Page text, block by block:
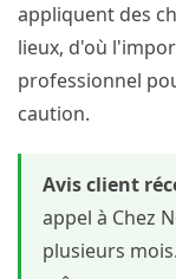
appliquent des
lieux, d'où
professionnel
caution.
Avis client
appel à Chez
plusieurs